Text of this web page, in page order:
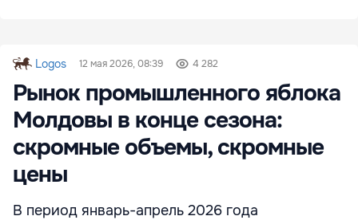
Logos 12 мая 2026, 08:39 4 282
Рынок промышленного яблока
Молдовы в конце сезона:
скромные объемы, скромные
цены
В период январь-апрель 2026 года